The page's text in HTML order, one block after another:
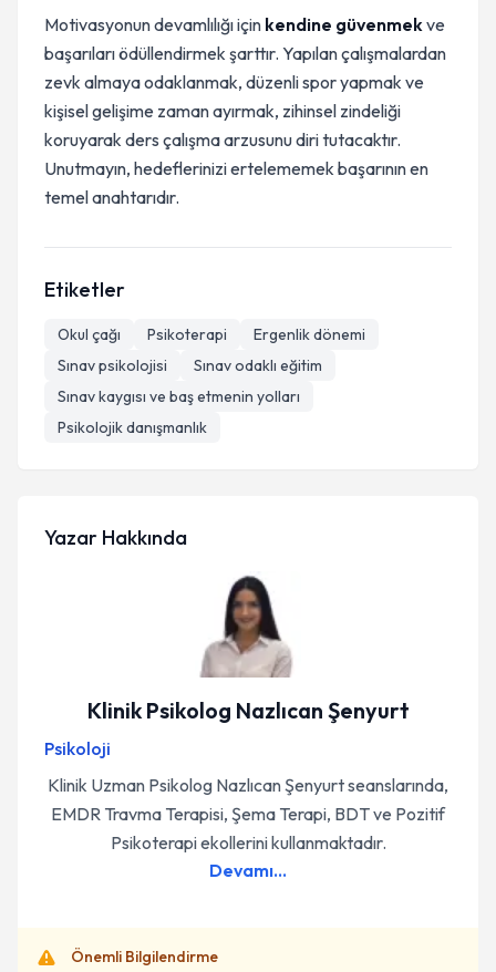
Motivasyonun devamlılığı için kendine güvenmekve
başarıları ödüllendirmek şarttır. Yapılan çalışmalardan
zevk almaya odaklanmak, düzenli spor yapmak ve
kişisel gelişime zaman ayırmak, zihinsel zindeliği
koruyarak ders çalışma arzusunu diri tutacaktır.
Unutmayın, hedeflerinizi ertelememek başarının en
temel anahtarıdır.
Etiketler
Okul çağı Psikoterapi
Ergenlik dönemi
Sınav psikolojisi
Sınav odaklı eğitim
Sınav kaygısı ve baş etmenin yolları
Psikolojik danışmanlık
Yazar Hakkında
Klinik Psikolog Nazlıcan Şenyurt
Psikoloji
Klinik Uzman Psikolog Nazlıcan Şenyurt seanslarında,
EMDR Travma Terapisi, Şema Terapi, BDT ve Pozitif
Psikoterapi ekollerini kullanmaktadır.
Devamı...
Önemli Bilgilendirme